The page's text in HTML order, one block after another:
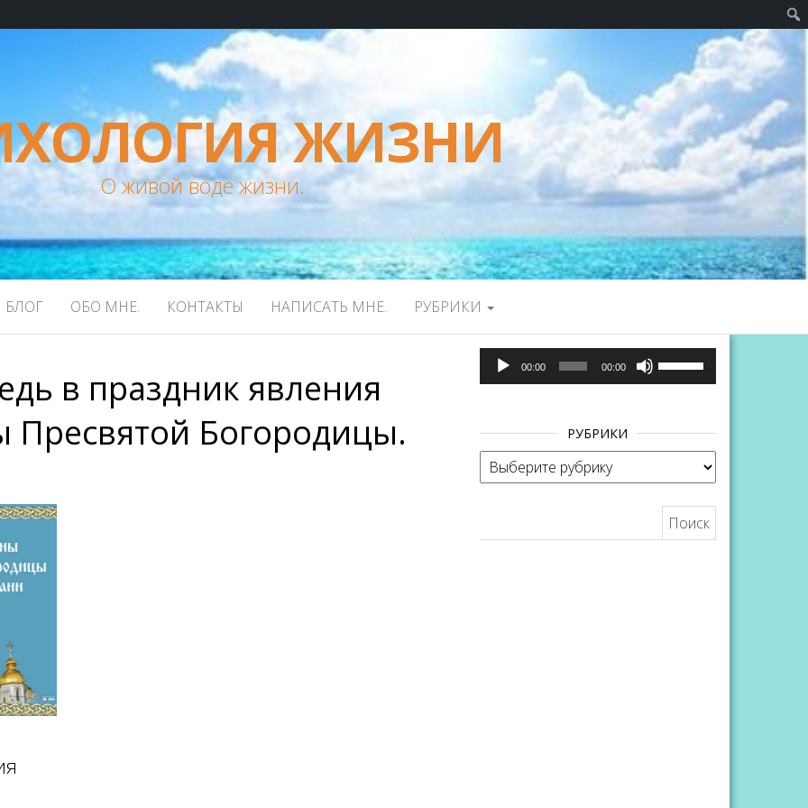
ЖИЗНИ
О живой воде жизни.
БЛОГ ОБО МНЕ. КОНТАКТЫ НАПИСАТЬ МНЕ. РУБРИКИ
в праздник явления
Пресвятой Богородицы.
Аудиоплеер
00:00 00:00
клавиши
чтобы
увеличить
уменьшить
громкость.
РУБРИКИ
Рубрики